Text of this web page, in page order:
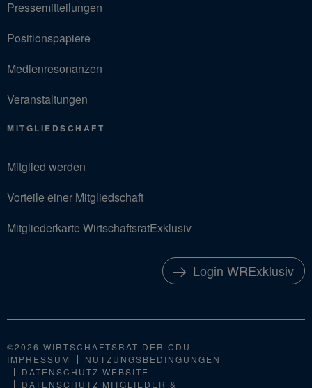
Pressemitteilungen
Positionspapiere
Medienresonanzen
Veranstaltungen
MITGLIEDSCHAFT
Mitglied werden
Vorteile einer Mitgliedschaft
Mitgliederkarte WirtschaftsratExklusiv
Login WRExklusiv
©2026 WIRTSCHAFTSRAT DER CDU
IMPRESSUM
NUTZUNGSBEDINGUNGEN
DATENSCHUTZ WEBSITE
DATENSCHUTZ MITGLIEDER &